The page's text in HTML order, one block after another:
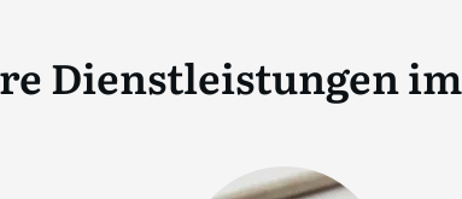
Dienstleistungen